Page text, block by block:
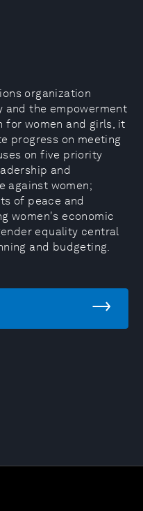
organization
the empowerment
for women and girls, it
progress on meeting
on five priority
and
against women;
of peace and
women's economic
equality central
and budgeting.